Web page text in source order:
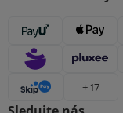
+ 17